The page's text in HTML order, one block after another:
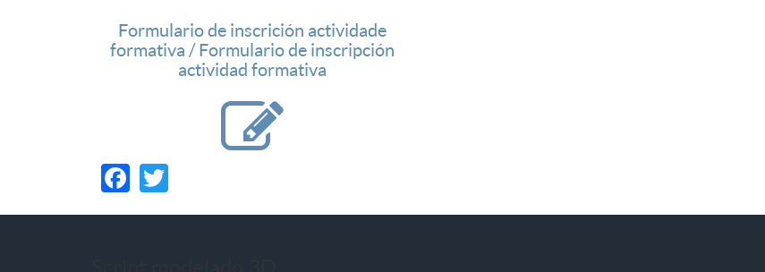
Formulario de inscrición actividade
formativa / Formulario de inscripción
actividad formativa
Facebook